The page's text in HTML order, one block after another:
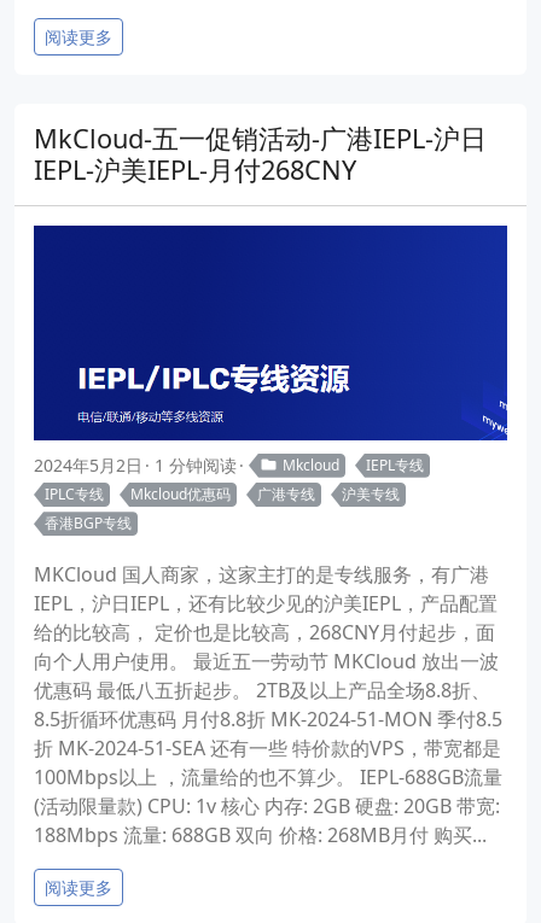
阅读更多
MkCloud-五一促销活动-广港IEPL-沪日
IEPL-沪美IEPL-月付268CNY
2024年5月2日 1 分钟阅读 Mkcloud
IEPL专线
IPLC专线
Mkcloud优惠码 广港专线
沪美专线
香港BGP专线
MKCloud 国人商家，这家主打的是专线服务，有广港
IEPL，沪日IEPL，还有比较少见的沪美IEPL，产品配置
给的比较高， 定价也是比较高，268CNY月付起步，面
向个人用户使用。 最近五一劳动节 MKCloud 放出一波
优惠码 最低八五折起步。 2TB及以上产品全场8.8折、
8.5折循环优惠码 月付8.8折 MK-2024-51-MON 季付8.5
折 MK-2024-51-SEA 还有一些 特价款的VPS，带宽都是
100Mbps以上 ，流量给的也不算少。 IEPL-688GB流量
(活动限量款) CPU: 1v 核心 内存: 2GB 硬盘: 20GB 带宽:
188Mbps 流量: 688GB 双向 价格: 268MB月付 购买...
阅读更多